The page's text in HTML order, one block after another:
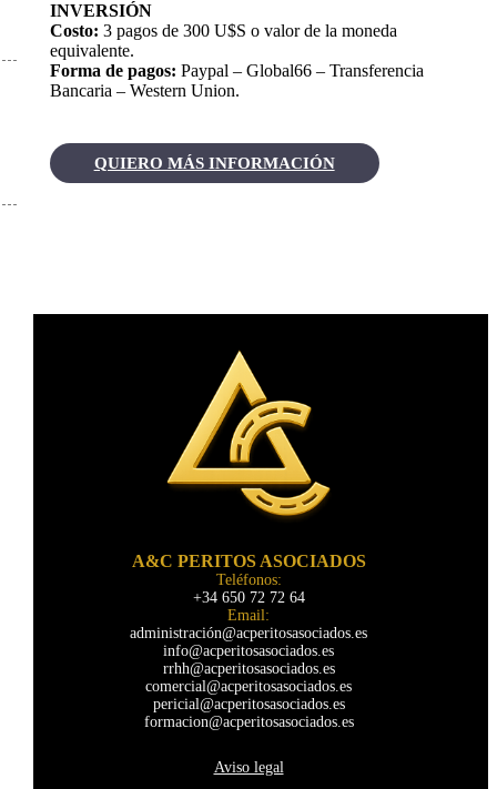
INVERSIÓN
Costo: 3 pagos de 300 U$S o valor de la moneda
equivalente.
Forma de pagos: Paypal – Global66 – Transferencia
Bancaria – Western Union.
QUIERO MÁS INFORMACIÓN
A&C PERITOS ASOCIADOS
Teléfonos:
+34 650 72 72 64
Email:
administración@acperitosasociados.es
info@acperitosasociados.es
rrhh@acperitosasociados.es
comercial@acperitosasociados.es
pericial@acperitosasociados.es
formacion@acperitosasociados.es
Aviso legal